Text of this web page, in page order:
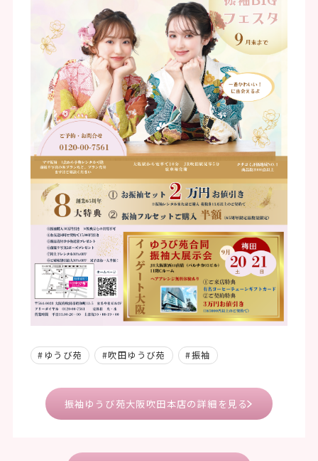
#ゆうび苑 #吹田ゆうび苑 #振袖
振袖ゆうび苑大阪吹田本店の詳細を見る